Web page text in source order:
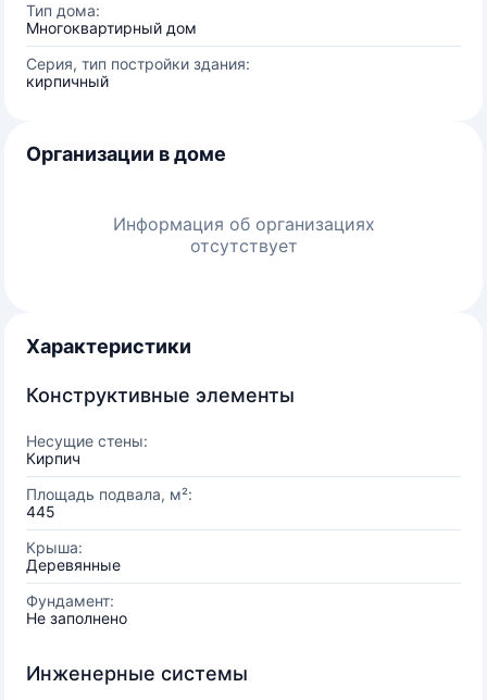
Тип дома:
Многоквартирный дом
Серия, тип постройки здания:
кирпичный
Организации в доме
Информация об организациях
отсутствует
Характеристики
Конструктивные элементы
Несущие стены:
Кирпич
Площадь подвала, м²:
445
Крыша:
Деревянные
Фундамент:
Не заполнено
Инженерные системы